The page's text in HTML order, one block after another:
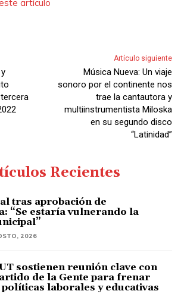
artículo
Artículo siguiente
Música Nueva: Un viaje
sonoro por el continente nos
trae la cantautora y
multiinstrumentista Miloska
en su segundo disco
“Latinidad”
Recientes
tras aprobación de
“Se estaría vulnerando la
2026
sostienen reunión clave con
de la Gente para frenar
laborales y educativas